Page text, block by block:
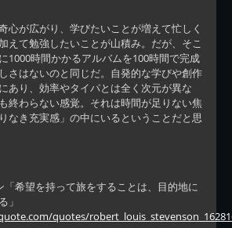
心が広がり、学びたいことが増えて忙しく
えて勉強したいことが山積み。だが、そこ
1000時間かかるアルバムを100時間で完成
さはないのと同じだ。自発的な学びや創作
あり、効率やタイパとは全く次元が異な
終わらない感覚。それは時間が足りない焦
なき充実感」の中にいるということだと思
「希望を持って旅をすることは、目的地に
」
quotes/